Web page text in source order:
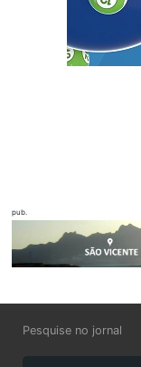
pub.
Pesquise no jornal